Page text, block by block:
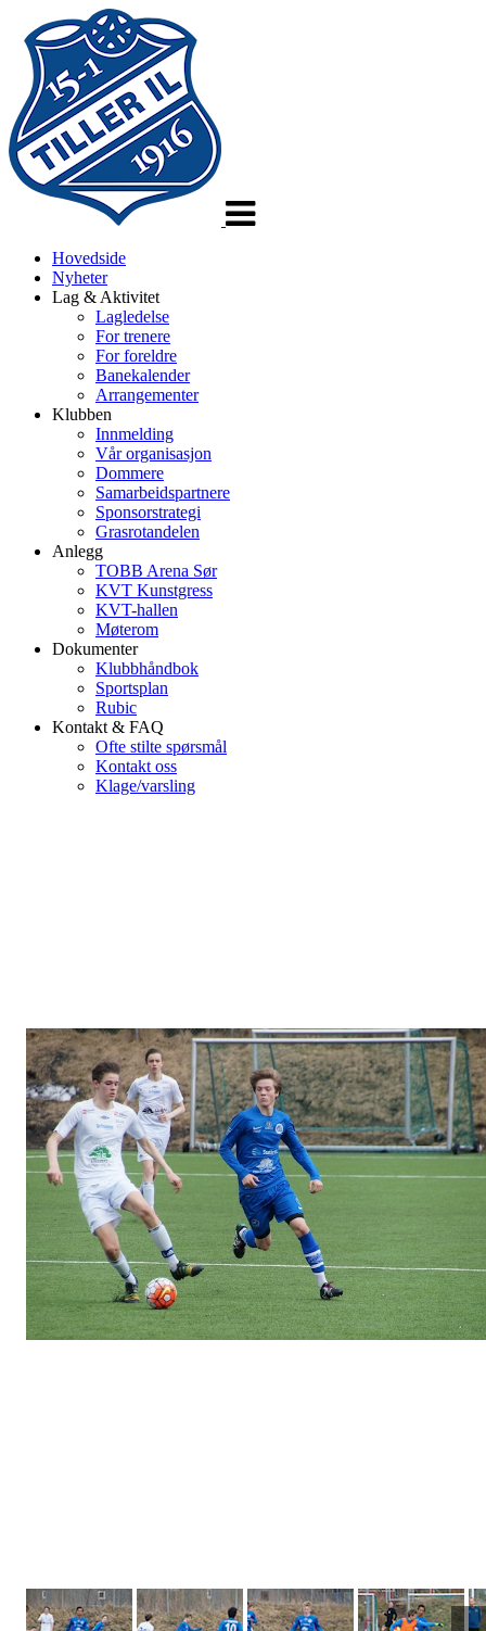
Hovedside
Nyheter
Lag & Aktivitet
Lagledelse
For trenere
For foreldre
Banekalender
Arrangementer
Klubben
Innmelding
Vår organisasjon
Dommere
Samarbeidspartnere
Sponsorstrategi
Grasrotandelen
Anlegg
TOBB Arena Sør
KVT Kunstgress
KVT-hallen
Møterom
Dokumenter
Klubbhåndbok
Sportsplan
Rubic
Kontakt & FAQ
Ofte stilte spørsmål
Kontakt oss
Klage/varsling